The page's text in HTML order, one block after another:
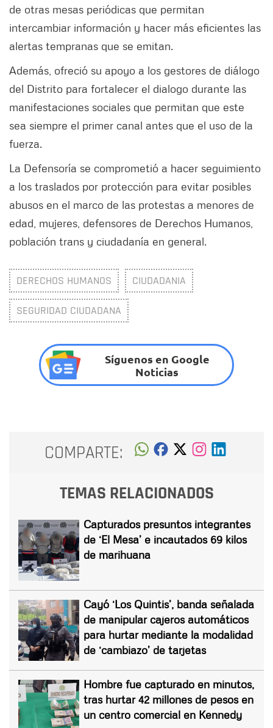
de otras mesas periódicas que permitan
intercambiar información y hacer más eficientes las
alertas tempranas que se emitan.
Además, ofreció su apoyo a los gestores de diálogo
del Distrito para fortalecer el dialogo durante las
manifestaciones sociales que permitan que este
sea siempre el primer canal antes que el uso de la
fuerza.
La Defensoría se comprometió a hacer seguimiento
a los traslados por protección para evitar posibles
abusos en el marco de las protestas a menores de
edad, mujeres, defensores de Derechos Humanos,
población trans y ciudadanía en general.
DERECHOS HUMANOS CIUDADANIA
SEGURIDAD CIUDADANA
Síguenos en Google
Noticias
COMPARTE:
TEMAS RELACIONADOS
Capturados presuntos integrantes
de ‘El Mesa’ e incautados 69 kilos
de marihuana
Cayó ‘Los Quintis’, banda señalada
de manipular cajeros automáticos
para hurtar mediante la modalidad
de ‘cambiazo’ de tarjetas
Hombre fue capturado en minutos,
tras hurtar 42 millones de pesos en
un centro comercial en Kennedy